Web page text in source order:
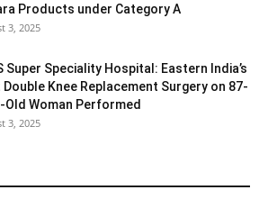
Products under Category A
3, 2025
Super Speciality Hospital: Eastern India’s
Double Knee Replacement Surgery on 87-
Old Woman Performed
3, 2025